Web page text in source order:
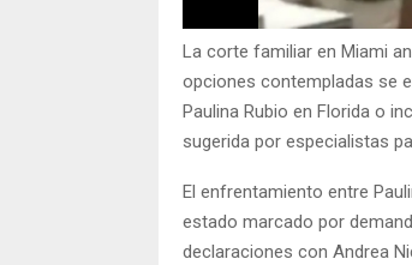
La corte familiar en Miami
opciones contempladas se
Paulina Rubio en Florida o
sugerida por especialistas
El enfrentamiento entre
estado marcado por
declaraciones con Andrea